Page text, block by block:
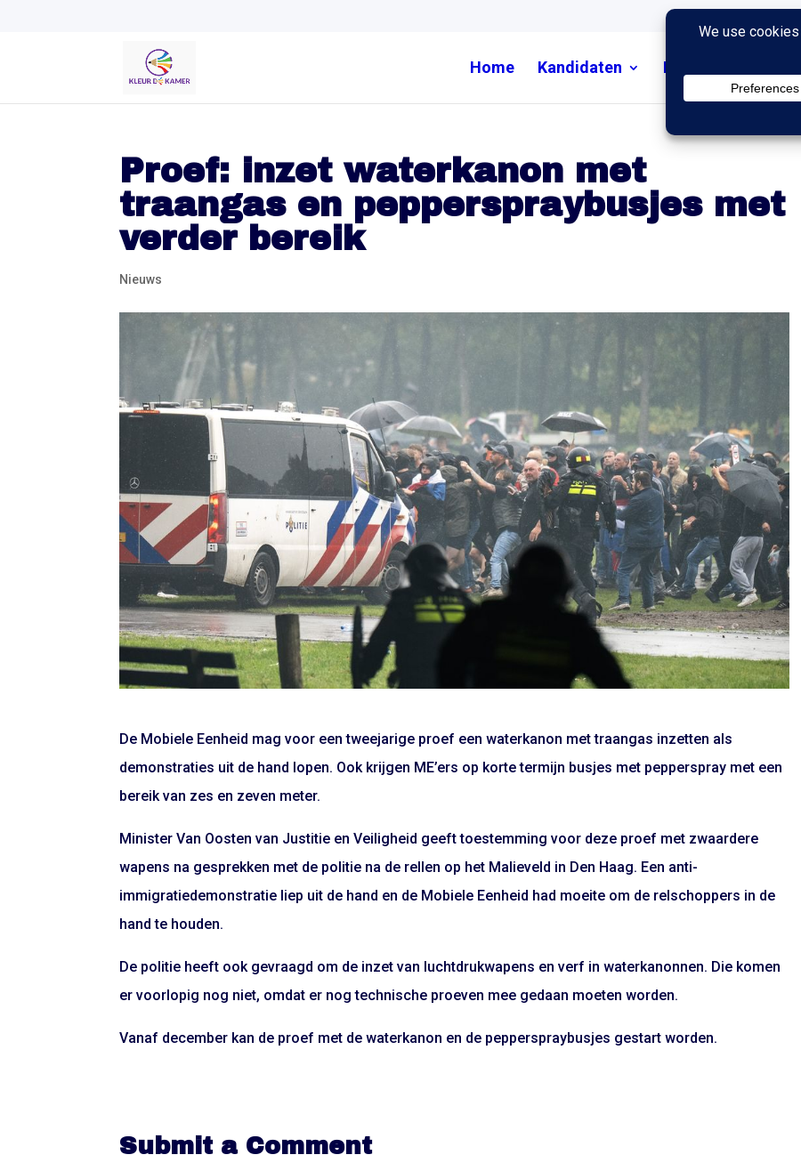
Home Kandidaten Nieuws
Proef: inzet waterkanon met
traangas en pepperspraybusjes met
verder bereik
Nieuws
De Mobiele Eenheid mag voor een tweejarige proef een waterkanon met traangas inzetten als
demonstraties uit de hand lopen. Ook krijgen ME’ers op korte termijn busjes met pepperspray met een
bereik van zes en zeven meter.
Minister Van Oosten van Justitie en Veiligheid geeft toestemming voor deze proef met zwaardere
wapens na gesprekken met de politie na de rellen op het Malieveld in Den Haag. Een anti-
immigratiedemonstratie liep uit de hand en de Mobiele Eenheid had moeite om de relschoppers in de
hand te houden.
De politie heeft ook gevraagd om de inzet van luchtdrukwapens en verf in waterkanonnen. Die komen
er voorlopig nog niet, omdat er nog technische proeven mee gedaan moeten worden.
Vanaf december kan de proef met de waterkanon en de pepperspraybusjes gestart worden.
Submit a Comment